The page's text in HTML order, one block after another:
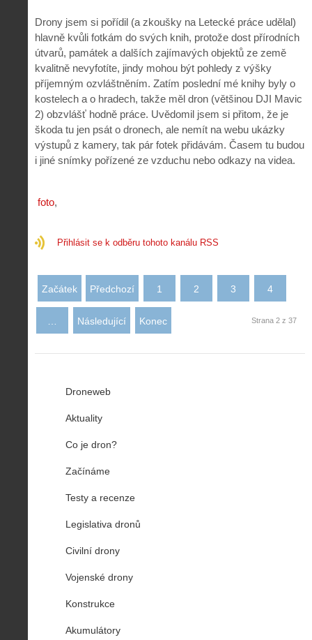
Drony jsem si pořídil (a zkoušky na Letecké práce udělal)
hlavně kvůli fotkám do svých knih, protože dost přírodních
útvarů, památek a dalších zajímavých objektů ze země
kvalitně nevyfotíte, jindy mohou být pohledy z výšky
příjemným ozvláštněním. Zatím poslední mé knihy byly o
kostelech a o hradech, takže měl dron (většinou DJI Mavic
2) obzvlášť hodně práce. Uvědomil jsem si přitom, že je
škoda tu jen psát o dronech, ale nemít na webu ukázky
výstupů z kamery, tak pár fotek přidávám. Časem tu budou
i jiné snímky pořízené ze vzduchu nebo odkazy na videa.
foto
Přihlásit se k odběru tohoto kanálu RSS
Začátek Předchozí 1 2 3 4
Následující Konec Strana 2 z 37
Droneweb
Aktuality
Co je dron?
Začínáme
Testy a recenze
Legislativa dronů
Civilní drony
Vojenské drony
Konstrukce
Akumulátory